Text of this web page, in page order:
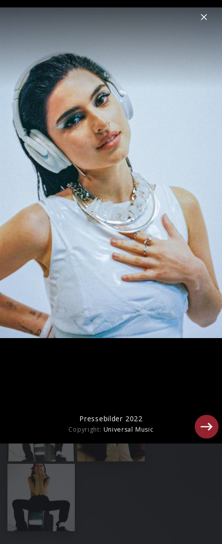
Menu
renforshort
Home News Musik
Pressebilder 2022
Pressebilder 2022
Copyright: Universal Music